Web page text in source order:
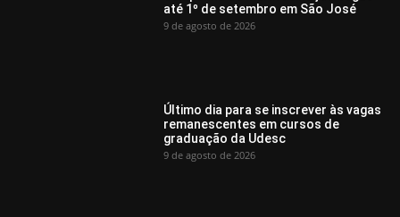
até 1º de setembro em São José
9 de agosto de 2026
Último dia para se inscrever às vagas
remanescentes em cursos de
graduação da Udesc
9 de agosto de 2026